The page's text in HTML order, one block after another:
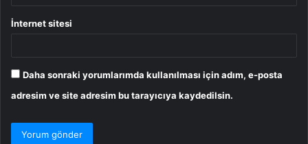
İnternet sitesi
Daha sonraki yorumlarımda kullanılması için adım, e-posta
adresim ve site adresim bu tarayıcıya kaydedilsin.